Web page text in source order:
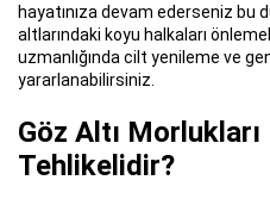
hayatınıza devam ederseniz bu
altlarındaki koyu halkaları
uzmanlığında cilt yenileme ve
yararlanabilirsiniz.
Göz Altı
Tehlikelidir?